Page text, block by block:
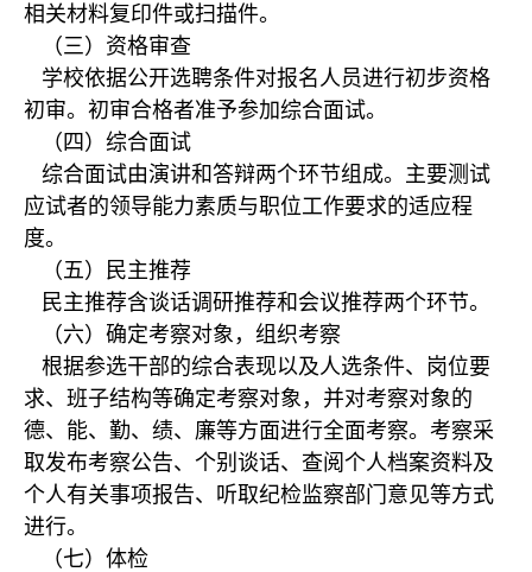
相关材料复印件或扫描件。
（三）资格审查
学校依据公开选聘条件对报名人员进行初步资格
初审。初审合格者准予参加综合面试。
（四）综合面试
综合面试由演讲和答辩两个环节组成。主要测试
应试者的领导能力素质与职位工作要求的适应程
度。
（五）民主推荐
民主推荐含谈话调研推荐和会议推荐两个环节。
（六）确定考察对象，组织考察
根据参选干部的综合表现以及人选条件、岗位要
求、班子结构等确定考察对象，并对考察对象的
德、能、勤、绩、廉等方面进行全面考察。考察采
取发布考察公告、个别谈话、查阅个人档案资料及
个人有关事项报告、听取纪检监察部门意见等方式
进行。
（七）体检